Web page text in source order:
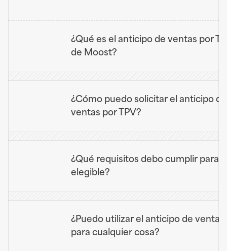
¿Qué es el anticipo de ventas por
de Moost?
¿Cómo puedo solicitar el anticipo de
ventas por TPV?
¿Qué requisitos debo cumplir para
elegible?
¿Puedo utilizar el anticipo de ventas
para cualquier cosa?